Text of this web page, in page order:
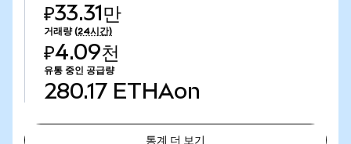
₽33.31만
거래량 (24시간)
₽4.09천
유통 중인 공급량
280.17 ETHAon
통계 더 보기